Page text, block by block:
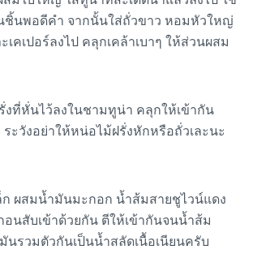
ชิ้นพอดีคำ จากนั้นใส่ถั่วขาว หอมหัวใหญ่
เคเปอร์ลงไป คลุกเคล้าเบาๆ ให้ส่วนผสม
งที่หั่นไว้ลงในชามทูน่า คลุกให้เข้ากัน
ระวังอย่าให้หน่อไม้ฝรั่งหักหรือถั่วเละนะ
ก ผสมน้ำมันมะกอก น้ำส้มสายชูไวน์แดง
อนสับเข้าด้วยกัน ตีให้เข้ากันจนน้ำส้ม
นรวมตัวกันเป็นน้ำสลัดเนื้อเนียนครับ